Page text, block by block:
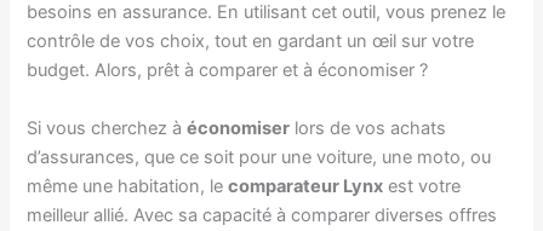
besoins en assurance. En utilisant cet outil, vous prenez le
contrôle de vos choix, tout en gardant un œil sur votre
budget. Alors, prêt à comparer et à économiser ?
Si vous cherchez àéconomiser lors de vos achats
d’assurances, que ce soit pour une voiture, une moto, ou
même une habitation, lecomparateur Lynx est votre
meilleur allié. Avec sa capacité à comparer diverses offres